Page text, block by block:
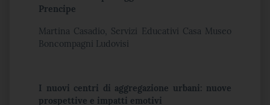
Prencipe
Martina Casadio, Servizi Educativi Casa Museo
Boncompagni Ludovisi
I nuovi centri di aggregazione urbani: nuove
prospettive e impatti emotivi